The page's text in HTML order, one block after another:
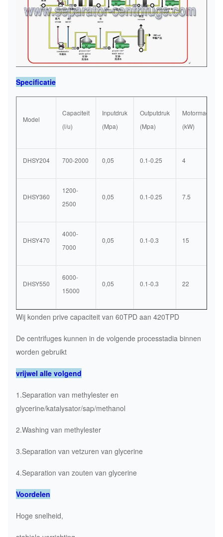
Specificatie
Model
Capaciteit
(l/u)
Inputdruk
(Mpa)
Outputdruk
(Mpa)
Motormacht
(kW)
DHSY204 700-2000 0,05 0.1-0.25 4
DHSY360
1200-
2500
0,05 0.1-0.25 7.5
DHSY470
4000-
7000
0,05 0.1-0.3 15
DHSY550
6000-
15000
0,05 0.1-0.3 22
Wij konden prive capaciteit van 60TPD aan 420TPD
De centrifuges kunnen in de volgende processtadia binnen
worden gebruikt
vrijwel alle volgend
1.Separation van methylester en
glycerine/katalysator/sap/methanol
2.Washing van methylester
3.Separation van vetzuren van glycerine
4.Separation van zouten van glycerine
Voordelen
Hoge snelheid,